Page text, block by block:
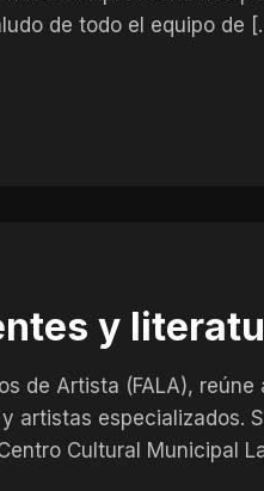
de todo el equipo de
y
de Artista (FALA),
artistas especializados.
Cultural Municipal